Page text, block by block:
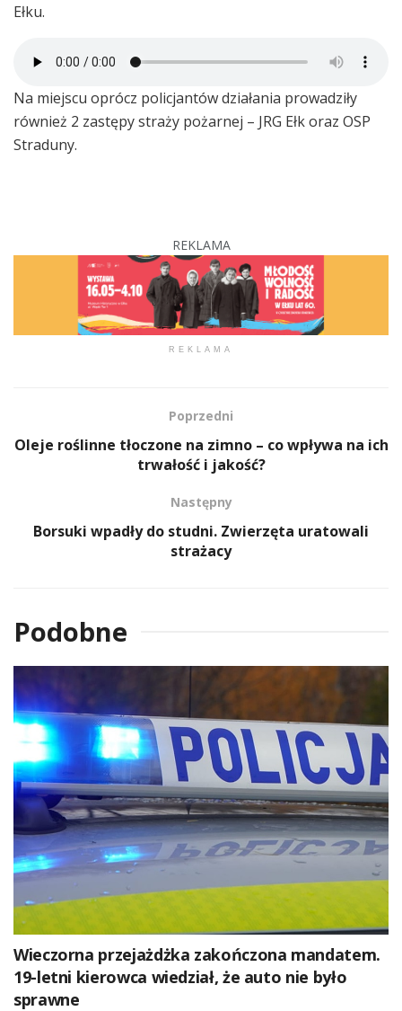
Ełku.
Na miejscu oprócz policjantów działania prowadziły
również 2 zastępy straży pożarnej – JRG Ełk oraz OSP
Straduny.
REKLAMA
REKLAMA
Poprzedni
Oleje roślinne tłoczone na zimno – co wpływa na ich
trwałość i jakość?
Następny
Borsuki wpadły do studni. Zwierzęta uratowali
strażacy
Podobne
Wieczorna przejażdżka zakończona mandatem.
19-letni kierowca wiedział, że auto nie było
sprawne